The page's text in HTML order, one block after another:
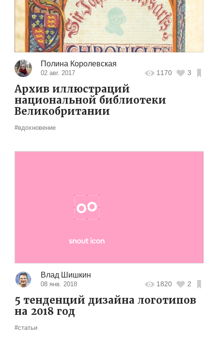
Полина Королевская
02 авг. 2017 1170 3
Архив иллюстраций
национальной библиотеки
Великобритании
#вдохновение
Влад Шишкин
08 янв. 2018 1820 2
5 тенденций дизайна логотипов
на 2018 год
#статьи